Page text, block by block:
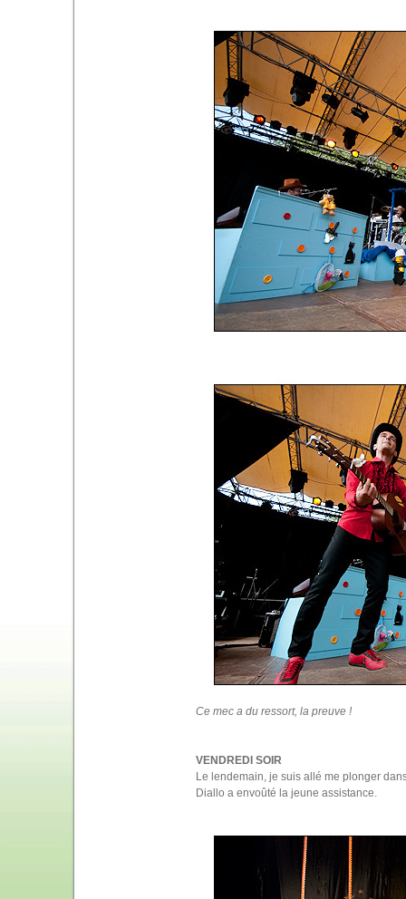
Ce mec a du ressort, la preuve !
VENDREDI SOIR
Le lendemain, je suis allé me plonger
Diallo a envoûté la jeune assistance.